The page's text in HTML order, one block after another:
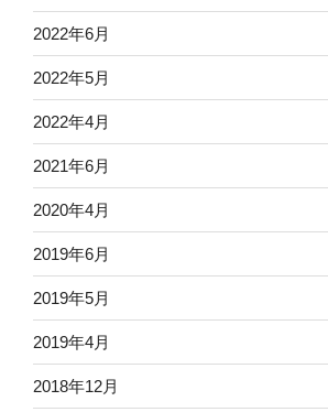
2022年6月
2022年5月
2022年4月
2021年6月
2020年4月
2019年6月
2019年5月
2019年4月
2018年12月